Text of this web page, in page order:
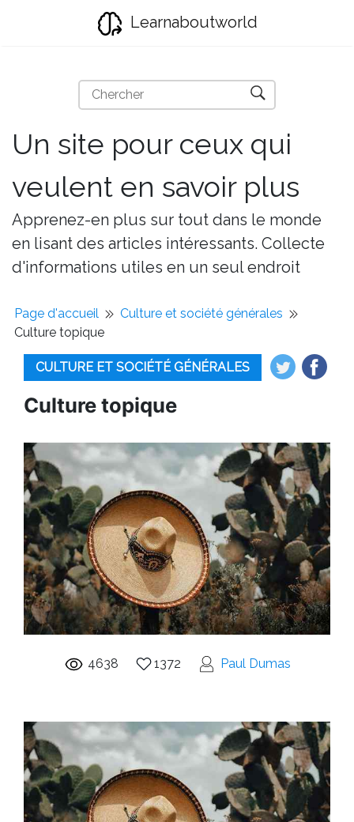
Learnaboutworld
Un site pour ceux qui
veulent en savoir plus
Apprenez-en plus sur tout dans le monde
en lisant des articles intéressants. Collecte
d'informations utiles en un seul endroit
Page d'accueil
Culture et société générales
Culture topique
CULTURE ET SOCIÉTÉ GÉNÉRALES
Culture topique
4638 1372 Paul Dumas